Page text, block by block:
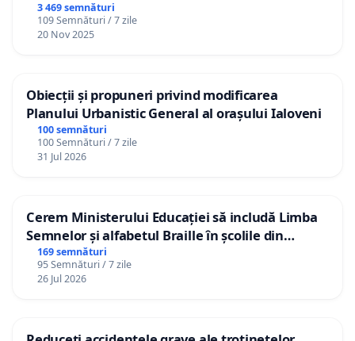
3 469 semnături
109 Semnături / 7 zile
20 Nov 2025
Obiecții și propuneri privind modificarea
Planului Urbanistic General al orașului Ialoveni
100 semnături
100 Semnături / 7 zile
31 Jul 2026
Cerem Ministerului Educației să includă Limba
Semnelor și alfabetul Braille în școlile din
Republica Moldova!
169 semnături
95 Semnături / 7 zile
26 Jul 2026